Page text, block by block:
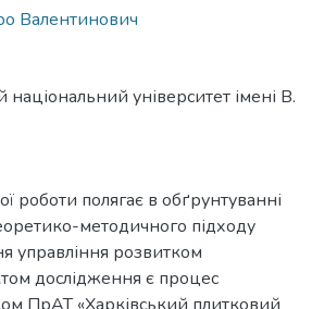
Валентинович
національний університет імені В.
роботи полягає в обґрунтуванні
методичного підходу
управління розвитком
дослідження є процес